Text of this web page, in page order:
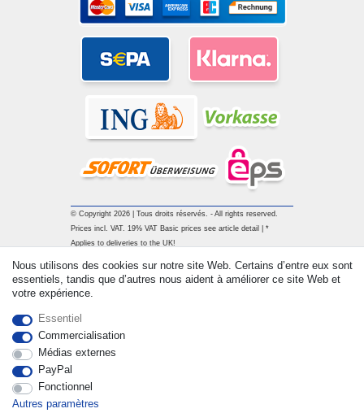
© Copyright 2026 | Tous droits réservés. - All rights reserved.
Prices incl. VAT. 19% VAT Basic prices see article detail | *
Applies to deliveries to the UK!
Nous utilisons des cookies sur notre site Web. Certains d’entre eux sont
essentiels, tandis que d’autres nous aident à améliorer ce site Web et
votre expérience.
Essentiel
Commercialisation
Médias externes
PayPal
Fonctionnel
Autres paramètres
Rétracter le contrat ici Contact